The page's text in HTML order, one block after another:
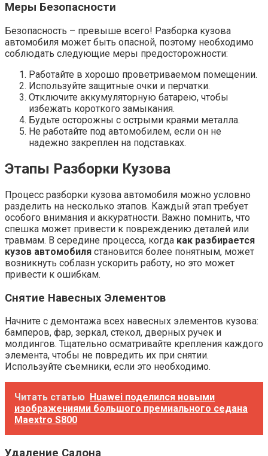
Меры Безопасности
Безопасность – превыше всего! Разборка кузова
автомобиля может быть опасной, поэтому необходимо
соблюдать следующие меры предосторожности:
Работайте в хорошо проветриваемом помещении.
Используйте защитные очки и перчатки.
Отключите аккумуляторную батарею, чтобы
избежать короткого замыкания.
Будьте осторожны с острыми краями металла.
Не работайте под автомобилем, если он не
надежно закреплен на подставках.
Этапы Разборки Кузова
Процесс разборки кузова автомобиля можно условно
разделить на несколько этапов. Каждый этап требует
особого внимания и аккуратности. Важно помнить, что
спешка может привести к повреждению деталей или
травмам. В середине процесса, когда как разбирается
кузов автомобиля становится более понятным, может
возникнуть соблазн ускорить работу, но это может
привести к ошибкам.
Снятие Навесных Элементов
Начните с демонтажа всех навесных элементов кузова:
бамперов, фар, зеркал, стекол, дверных ручек и
молдингов. Тщательно осматривайте крепления каждого
элемента, чтобы не повредить их при снятии.
Используйте съемники, если это необходимо.
Читать статью Huawei поделился новыми
изображениями большого премиального седана
Maextro S800
Удаление Салона